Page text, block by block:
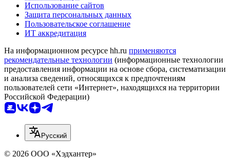
Использование сайтов
Защита персональных данных
Пользовательское соглашение
ИТ аккредитация
На информационном ресурсе hh.ru применяются
рекомендательные технологии (информационные технологии
предоставления информации на основе сбора, систематизации
и анализа сведений, относящихся к предпочтениям
пользователей сети «Интернет», находящихся на территории
Российской Федерации)
Русский
© 2026 ООО «Хэдхантер»